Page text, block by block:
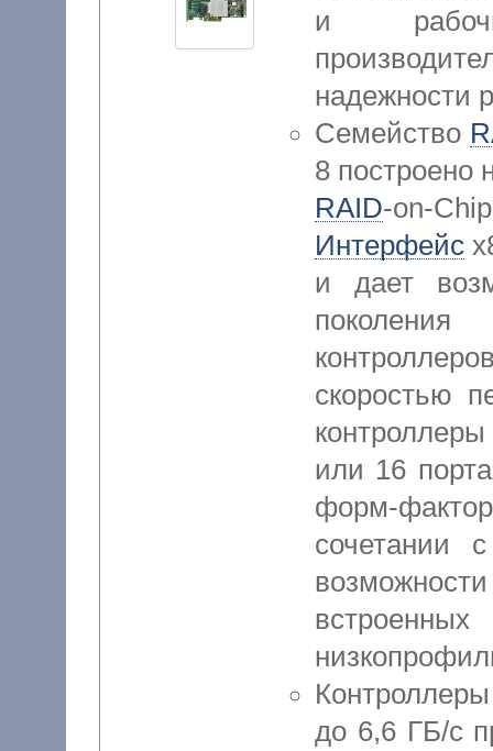
и
надежности
Семейство
8 построено
RAID-on-
Интерфейс
и дает
поколения
скоростью
контроллеры
или 16
форм-
сочетании
до 6,6 ГБ/с